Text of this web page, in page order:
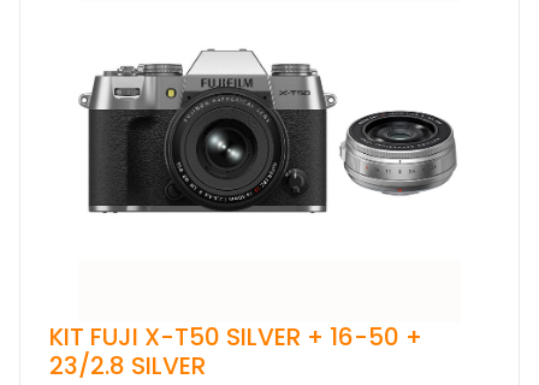
KIT FUJI X-T50 SILVER + 16-50 +
23/2.8 SILVER